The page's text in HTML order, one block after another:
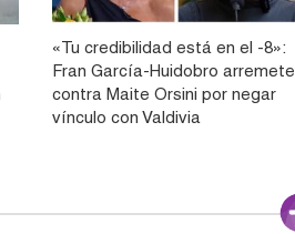
«Tu credibilidad está en el -8»:
Fran García-Huidobro arremete
contra Maite Orsini por negar
vínculo con Valdivia